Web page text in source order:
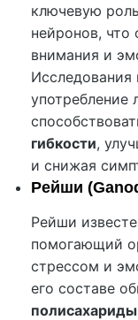
ключевую
нейронов, что
внимания и
Исследования
употребление
гибкости,
и снижая
Рейши
Рейши
помогающий
стрессом и
его составе
полисахариды